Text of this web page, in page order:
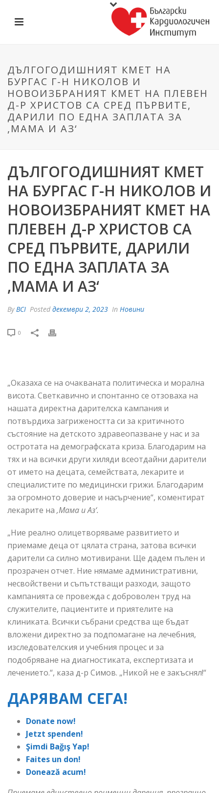
ДЪЛГОГОДИШНИЯТ КМЕТ НА
БУРГАС Г-Н НИКОЛОВ И
НОВОИЗБРАНИЯТ КМЕТ НА ПЛЕВЕН
Д-Р ХРИСТОВ СА СРЕД ПЪРВИТЕ,
ДАРИЛИ ПО ЕДНА ЗАПЛАТА ЗА
,МАМА И АЗ‘
ДЪЛГОГОДИШНИЯТ КМЕТ
НА БУРГАС Г-Н НИКОЛОВ И
НОВОИЗБРАНИЯТ КМЕТ НА
ПЛЕВЕН Д-Р ХРИСТОВ СА
СРЕД ПЪРВИТЕ, ДАРИЛИ
ПО ЕДНА ЗАПЛАТА ЗА
,МАМА И АЗ‘
ByBCI Posted декември 2, 2023 In Новини
0
„Оказаха се на очакваната политическа и морална
висота. Светкавично и спонтанно се отзоваха на
нашата директна дарителска кампания и
потвърдиха загрижеността си за критичното
състояние на детското здравеопазване у нас и за
остротата на демографската криза. Благодарим на
тях и на всички други хиляди всеотдайни дарители
от името на децата, семействата, лекарите и
специалистите по медицински грижи. Благодарим
за огромното доверие и насърчение“, коментират
лекарите на ‚Мама и Аз‘.
„Ние реално олицетворяваме развитието и
приемаме деца от цялата страна, затова всички
дарители са силно мотивирани. Ще дадем пълен и
прозрачен отчет. Ние нямаме административни,
несвойствени и съпътстващи разходи, защото
кампанията се провежда с доброволен труд на
служителите, пациентите и приятелите на
клиниката. Всички събрани средства ще бъдат
вложени директно за подпомагане на лечебния,
изследователския и учебния процес и за
подобряване на диагностиката, експертизата и
лечението.“, каза д-р Симов. „Никой не е закъснял!“
ДАРЯВАМ СЕГА!
Donate now!
Jetzt spenden!
Şimdi Bağış Yap!
Faites un don!
Donează acum!